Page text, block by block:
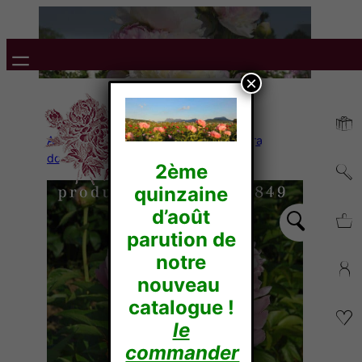
Accueil/Pivoines Herbacées/Lactiflora
doubles/ Angel cheeks
2ème
quinzaine
d’août
parution de
notre
nouveau
catalogue !
le
commander
×